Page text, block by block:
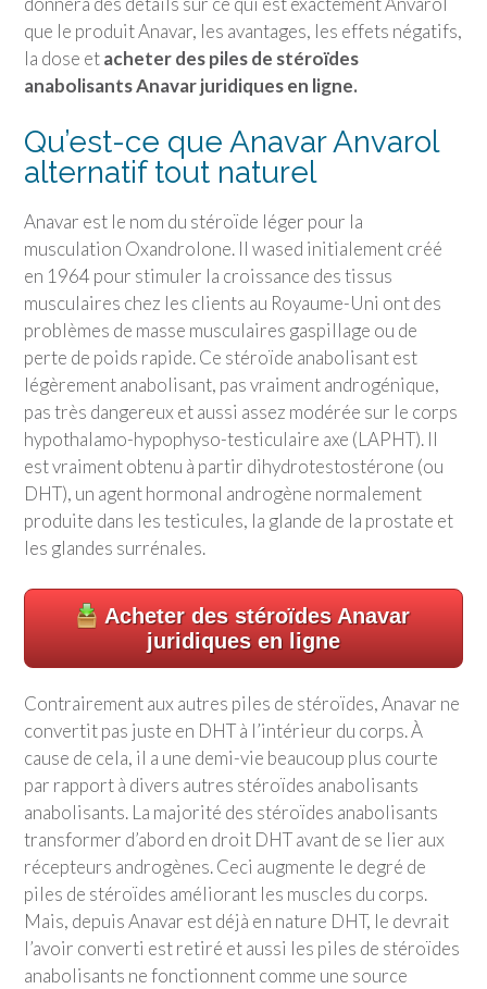
que le produit Anavar, les avantages, les effets négatifs,
la dose etacheter des piles de stéroïdes
anabolisants Anavar juridiques en ligne.
Qu’est-ce que Anavar Anvarol
alternatif tout naturel
Anavar est le nom du stéroïde léger pour la
musculation Oxandrolone. Il wased initialement créé
en 1964 pour stimuler la croissance des tissus
musculaires chez les clients au Royaume-Uni ont des
problèmes de masse musculaires gaspillage ou de
perte de poids rapide. Ce stéroïde anabolisant est
légèrement anabolisant, pas vraiment androgénique,
pas très dangereux et aussi assez modérée sur le corps
hypothalamo-hypophyso-testiculaire axe (LAPHT). Il
est vraiment obtenu à partir dihydrotestostérone (ou
DHT), un agent hormonal androgène normalement
produite dans les testicules, la glande de la prostate et
les glandes surrénales.
Acheter des stéroïdes Anavar
juridiques en ligne
Contrairement aux autres piles de stéroïdes, Anavar ne
convertit pas juste en DHT à l’intérieur du corps. À
cause de cela, il a une demi-vie beaucoup plus courte
par rapport à divers autres stéroïdes anabolisants
anabolisants. La majorité des stéroïdes anabolisants
transformer d’abord en droit DHT avant de se lier aux
récepteurs androgènes. Ceci augmente le degré de
piles de stéroïdes améliorant les muscles du corps.
Mais, depuis Anavar est déjà en nature DHT, le devrait
l’avoir converti est retiré et aussi les piles de stéroïdes
anabolisants ne fonctionnent comme une source